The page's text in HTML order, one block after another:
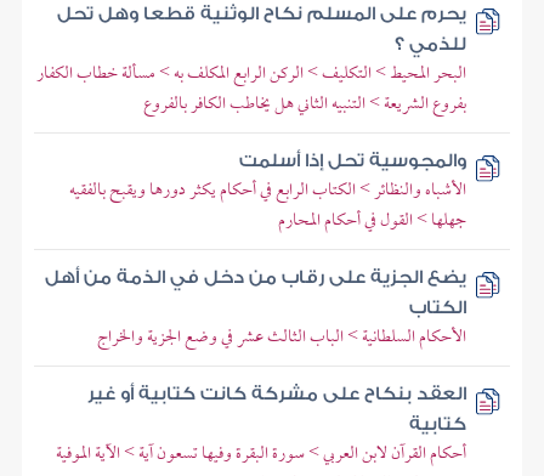
يحرم على المسلم نكاح الوثنية قطعا وهل تحل
للذمي ؟
البحر المحيط > التكليف > الركن الرابع المكلف به > مسألة خطاب الكفار
بفروع الشريعة > التنبيه الثاني هل يخاطب الكافر بالفروع
والمجوسية تحل إذا أسلمت
الأشباه والنظائر > الكتاب الرابع في أحكام يكثر دورها ويقبح بالفقيه
جهلها > القول في أحكام المحارم
يضع الجزية على رقاب من دخل في الذمة من أهل
الكتاب
الأحكام السلطانية > الباب الثالث عشر في وضع الجزية والخراج
العقد بنكاح على مشركة كانت كتابية أو غير
كتابية
أحكام القرآن لابن العربي > سورة البقرة وفيها تسعون آية > الآية الموفية